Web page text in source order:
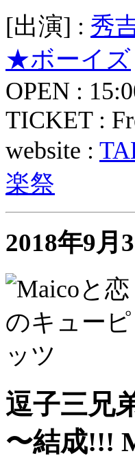
[出演] : 秀
★ボーイズ
OPEN :
TICKET :
website :
楽祭
2018年9月
逗子三兄
〜結成!!!